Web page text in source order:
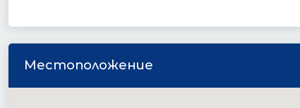
Местоположение